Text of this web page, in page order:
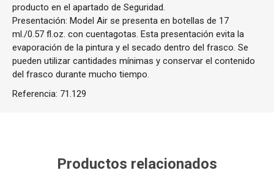
producto en el apartado de Seguridad.
Presentación: Model Air se presenta en botellas de 17
ml./0.57 fl.oz. con cuentagotas. Esta presentación evita la
evaporación de la pintura y el secado dentro del frasco. Se
pueden utilizar cantidades mínimas y conservar el contenido
del frasco durante mucho tiempo.
Referencia: 71.129
Productos relacionados